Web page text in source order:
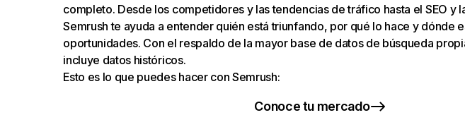
completo. Desde los competidores y las tendencias de tráfico hasta el SEO y
Semrush te ayuda a entender quién está triunfando, por qué lo hace y dónde
oportunidades. Con el respaldo de la mayor base de datos de búsqueda
incluye datos históricos.
Esto es lo que puedes hacer con Semrush:
Conoce tu mercado